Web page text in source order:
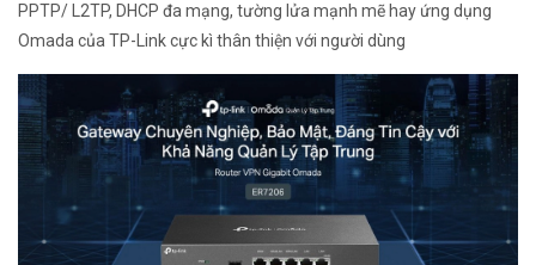
PPTP/ L2TP, DHCP đa mạng, tường lửa mạnh mẽ hay ứng dụng
Omada của TP-Link cực kì thân thiện với người dùng